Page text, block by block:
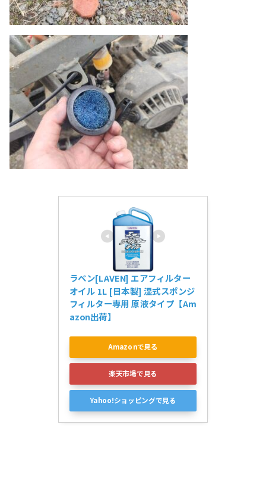
ラベン[LAVEN] エアフィルター
オイル 1L [日本製] 湿式スポンジ
フィルター専用 原液タイプ【Am
azon出荷】
Amazonで見る
楽天市場で見る
Yahoo!ショッピングで見る